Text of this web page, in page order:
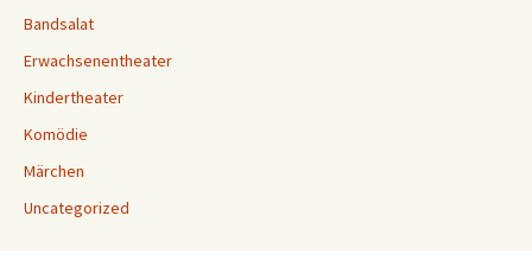
Bandsalat
Erwachsenentheater
Kindertheater
Komödie
Märchen
Uncategorized